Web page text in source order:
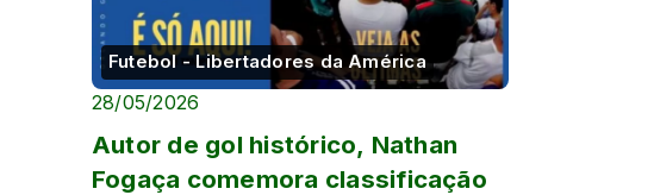
Futebol - Libertadores da América
28/05/2026
Autor de gol histórico, Nathan
Fogaça comemora classificação